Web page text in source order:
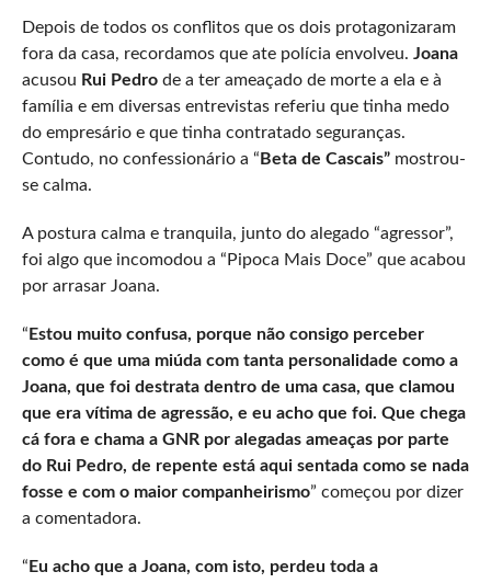
Depois de todos os conflitos que os dois protagonizaram
fora da casa, recordamos que ate polícia envolveu. Joana
acusou Rui Pedrode a ter ameaçado de morte a ela e à
família e em diversas entrevistas referiu que tinha medo
do empresário e que tinha contratado seguranças.
Contudo, no confessionário a “ Beta de Cascais”mostrou-
se calma.
A postura calma e tranquila, junto do alegado “agressor”,
foi algo que incomodou a “Pipoca Mais Doce” que acabou
por arrasar Joana.
“ Estou muito confusa, porque não consigo perceber
como é que uma miúda com tanta personalidade como a
Joana, que foi destrata dentro de uma casa, que clamou
que era vítima de agressão, e eu acho que foi. Que chega
cá fora e chama a GNR por alegadas ameaças por parte
do Rui Pedro, de repente está aqui sentada como se nada
fosse e com o maior companheirismo” começou por dizer
a comentadora.
“ Eu acho que a Joana, com isto, perdeu toda a